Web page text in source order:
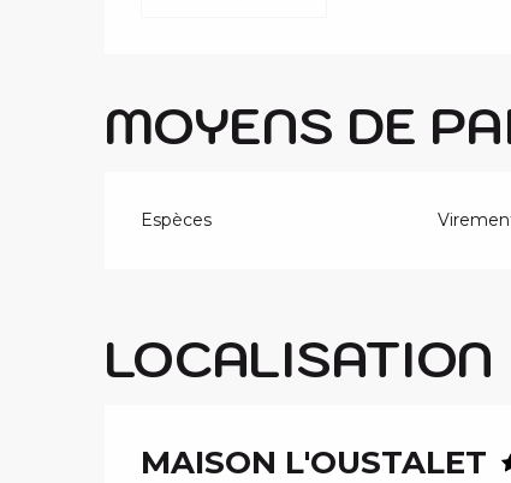
MOYENS DE
Espèces
LOCALISATION
MAISON L'OUSTALET